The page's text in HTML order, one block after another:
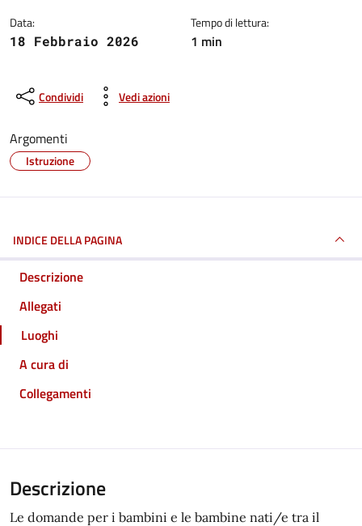
Data:
18 Febbraio 2026
Tempo di lettura:
1 min
Condividi Vedi azioni
Argomenti
Istruzione
INDICE DELLA PAGINA
Descrizione
Allegati
Luoghi
A cura di
Collegamenti
Descrizione
Le domande per i bambini e le bambine nati/e tra il